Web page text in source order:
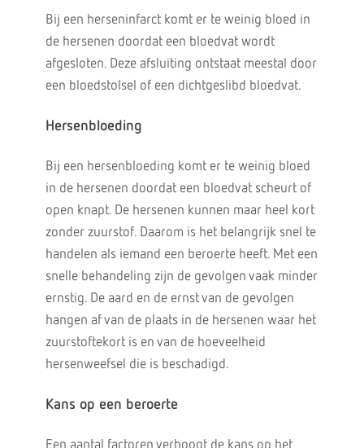
Bij een herseninfarct komt er te weinig bloed in
de hersenen doordat een bloedvat wordt
afgesloten. Deze afsluiting ontstaat meestal door
een bloedstolsel of een dichtgeslibd bloedvat.
Hersenbloeding
Bij een hersenbloeding komt er te weinig bloed
in de hersenen doordat een bloedvat scheurt of
open knapt. De hersenen kunnen maar heel kort
zonder zuurstof. Daarom is het belangrijk snel te
handelen als iemand een beroerte heeft. Met een
snelle behandeling zijn de gevolgen vaak minder
ernstig. De aard en de ernst van de gevolgen
hangen af van de plaats in de hersenen waar het
zuurstoftekort is en van de hoeveelheid
hersenweefsel die is beschadigd.
Kans op een beroerte
Een aantal factoren verhoogt de kans op het